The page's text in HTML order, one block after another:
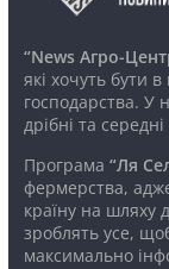
“News Агро-
які хочуть бути в
господарства. У
дрібні та
Програма “Ля
фермерства,
країну на шляху
зроблять усе,
максимально